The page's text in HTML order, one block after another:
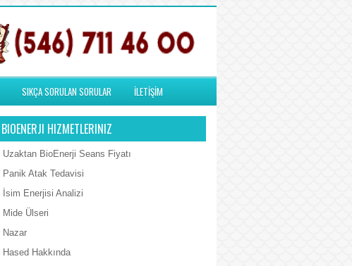
SIKÇA SORULAN SORULAR İLETİŞİM
BIOENERJI HIZMETLERINIZ
Uzaktan BioEnerji Seans Fiyatı
Panik Atak Tedavisi
İsim Enerjisi Analizi
Mide Ülseri
Nazar
Hased Hakkında